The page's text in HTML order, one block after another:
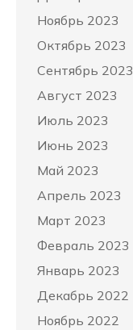
Ноябрь 2023
Октябрь 2023
Сентябрь 2023
Август 2023
Июль 2023
Июнь 2023
Май 2023
Апрель 2023
Март 2023
Февраль 2023
Январь 2023
Декабрь 2022
Ноябрь 2022